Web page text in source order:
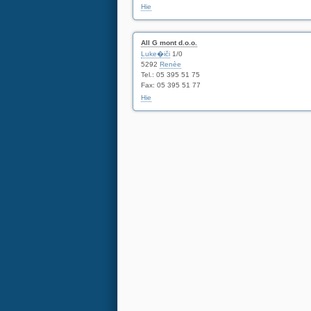
Hie
All G mont d.o.o.
Luke�iči1/0
5292 Renèe
Tel.: 05 395 51 75
Fax: 05 395 51 77
Hie